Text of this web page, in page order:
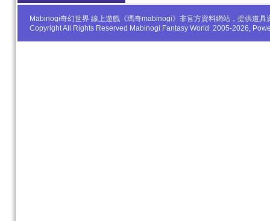
Mabinogi奇幻世界 線上遊戲《瑪奇mabinogi》非官方資料網站，提供道
Copyright All Rights Reserved Mabinogi Fantasy World. 2005-2026,